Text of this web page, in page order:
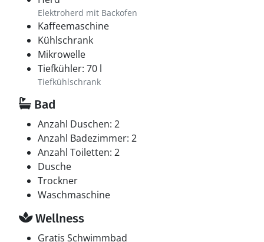
Elektroherd mit Backofen
Kaffeemaschine
Kühlschrank
Mikrowelle
Tiefkühler: 70 l
Tiefkühlschrank
Bad
Anzahl Duschen: 2
Anzahl Badezimmer: 2
Anzahl Toiletten: 2
Dusche
Trockner
Waschmaschine
Wellness
Gratis Schwimmbad